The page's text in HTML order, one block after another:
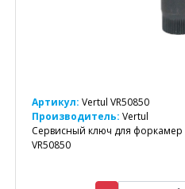
Артикул: Vertul VR50850
Производитель: Vertul
Сервисный ключ для форкамер
VR50850